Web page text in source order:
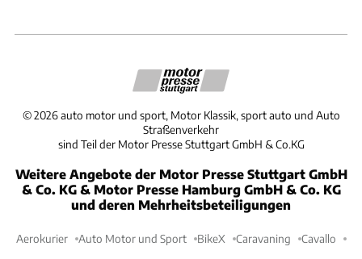
©2026 auto motor und sport, Motor Klassik, sport auto und Auto
Straßenverkehr
sind Teil der Motor Presse Stuttgart GmbH & Co.KG
Weitere Angebote der Motor Presse Stuttgart GmbH
& Co. KG & Motor Presse Hamburg GmbH & Co. KG
und deren Mehrheitsbeteiligungen
Aerokurier Auto Motor und Sport BikeX Caravaning Cavallo